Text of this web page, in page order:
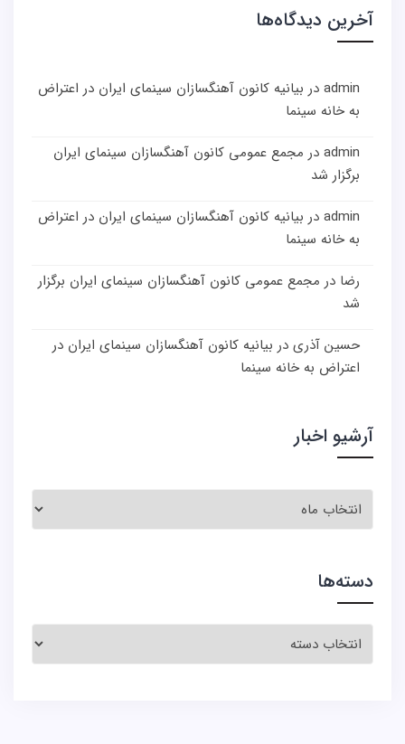
آخرین دیدگاه‌ها
admin در بیانیه کانون آهنگسازان سینمای ایران در اعتراض
به خانه سینما
admin در مجمع عمومی کانون آهنگسازان سینمای ایران
برگزار شد
admin در بیانیه کانون آهنگسازان سینمای ایران در اعتراض
به خانه سینما
رضا در مجمع عمومی کانون آهنگسازان سینمای ایران برگزار
شد
حسین آذری در بیانیه کانون آهنگسازان سینمای ایران در
اعتراض به خانه سینما
آرشیو اخبار
آرشیو
دسته‌ها
دسته‌ها